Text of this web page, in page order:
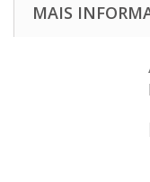
MAIS